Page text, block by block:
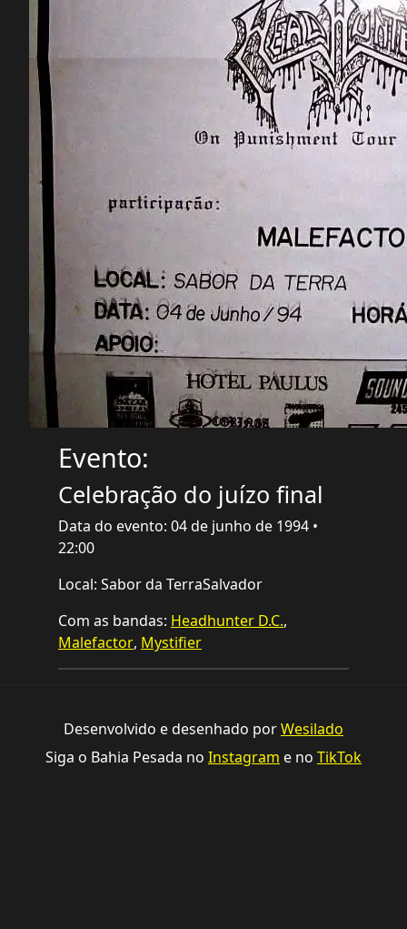
Evento:
Celebração do juízo final
Data do evento: 04 de junho de 1994 •
22:00
Local: Sabor da TerraSalvador
Com as bandas: Headhunter D.C.,
Malefactor, Mystifier
Desenvolvido e desenhado porWesilado
Siga o Bahia Pesada no Instagram e no TikTok